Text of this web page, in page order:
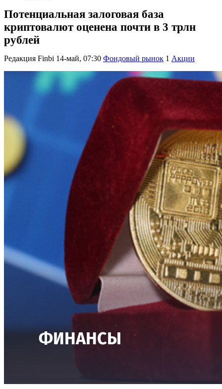
Потенциальная залоговая база
криптовалют оценена почти в 3 трлн
рублей
Редакция Finbi 14-май, 07:30 Фондовый рынок 1 Акции